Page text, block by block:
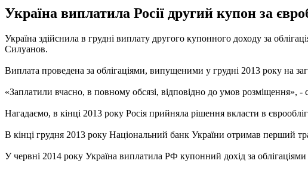
Україна виплатила Росії другий купон за
Україна здійснила в грудні виплату другого купонного доходу за
Силуанов.
Виплата проведена за облігаціями, випущеними у грудні 2013 року на
«Заплатили вчасно, в повному обсязі, відповідно до умов розміщення»,
Нагадаємо, в кінці 2013 року Росія прийняла рішення вкласти в
В кінці грудня 2013 року Національний банк України отримав перший
У червні 2014 року Україна виплатила РФ купонний дохід за